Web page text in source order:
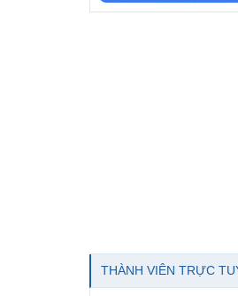
THÀNH VIÊN TRỰC